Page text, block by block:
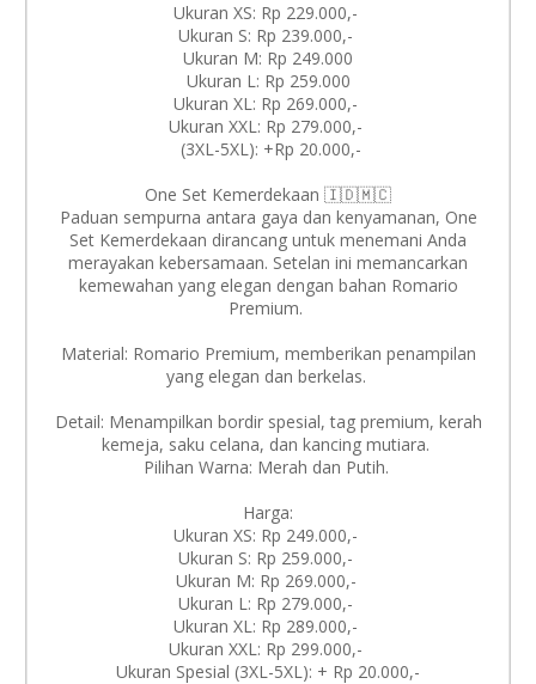
Ukuran XS: Rp 229.000,-
Ukuran S: Rp 239.000,-
Ukuran M: Rp 249.000
Ukuran L: Rp 259.000
Ukuran XL: Rp 269.000,-
Ukuran XXL: Rp 279.000,-
(3XL-5XL): +Rp 20.000,-
One Set Kemerdekaan 🇮🇩🇲🇨
Paduan sempurna antara gaya dan kenyamanan, One
Set Kemerdekaan dirancang untuk menemani Anda
merayakan kebersamaan. Setelan ini memancarkan
kemewahan yang elegan dengan bahan Romario
Premium.
Material: Romario Premium, memberikan penampilan
yang elegan dan berkelas.
Detail: Menampilkan bordir spesial, tag premium, kerah
kemeja, saku celana, dan kancing mutiara.
Pilihan Warna: Merah dan Putih.
Harga:
Ukuran XS: Rp 249.000,-
Ukuran S: Rp 259.000,-
Ukuran M: Rp 269.000,-
Ukuran L: Rp 279.000,-
Ukuran XL: Rp 289.000,-
Ukuran XXL: Rp 299.000,-
Ukuran Spesial (3XL-5XL): + Rp 20.000,-